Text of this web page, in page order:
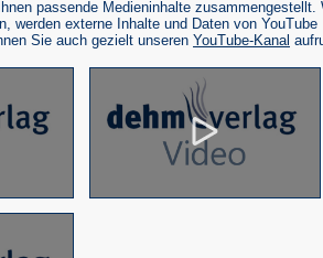
Tab)
passende Medieninhalte zusammengestellt.
werden externe Inhalte und Daten von YouTube
Sie auch gezielt unseren YouTube-Kanal